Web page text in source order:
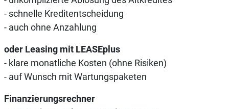
- schnelle Kreditentscheidung
- auch ohne Anzahlung
oder Leasing mit LEASEplus
- klare monatliche Kosten (ohne Risiken)
- auf Wunsch mit Wartungspaketen
Finanzierungsrechner